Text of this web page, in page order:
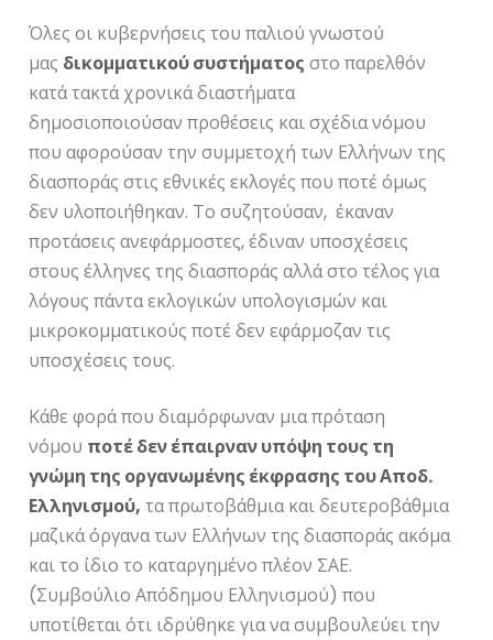
Όλες οι κυβερνήσεις του παλιού γνωστού
μας δικομματικού συστήματος στο παρελθόν
κατά τακτά χρονικά διαστήματα
δημοσιοποιούσαν προθέσεις και σχέδια νόμου
που αφορούσαν την συμμετοχή των Ελλήνων της
διασποράς στις εθνικές εκλογές που ποτέ όμως
δεν υλοποιήθηκαν. Το συζητούσαν, έκαναν
προτάσεις ανεφάρμοστες, έδιναν υποσχέσεις
στους έλληνες της διασποράς αλλά στο τέλος για
λόγους πάντα εκλογικών υπολογισμών και
μικροκομματικούς ποτέ δεν εφάρμοζαν τις
υποσχέσεις τους.
Κάθε φορά που διαμόρφωναν μια πρόταση
νόμου ποτέ δεν έπαιρναν υπόψη τους τη
γνώμη της οργανωμένης έκφρασης του Αποδ.
Ελληνισμού, τα πρωτοβάθμια και δευτεροβάθμια
μαζικά όργανα των Ελλήνων της διασποράς ακόμα
και το ίδιο το καταργημένο πλέον ΣΑΕ.
(Συμβούλιο Απόδημου Ελληνισμού) που
υποτίθεται ότι ιδρύθηκε για να συμβουλεύει την